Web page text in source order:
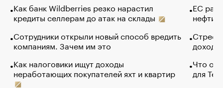
Как банк Wildberries резко нарастил
кредиты селлерам до атак на склады
Сотрудники открыли новый способ вредить
компаниям. Зачем им это
Как налоговики ищут доходы
неработающих покупателей яхт и квартир
ЕС
нефти
Что
для